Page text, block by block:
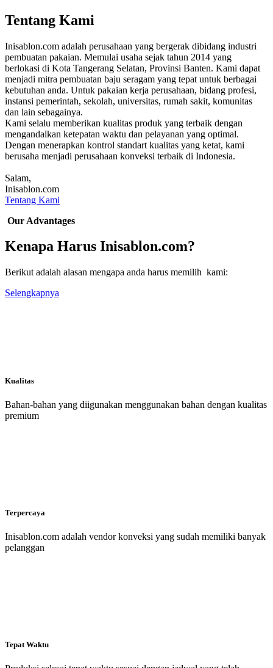
Tentang Kami
Inisablon.com adalah perusahaan yang bergerak dibidang industri
pembuatan pakaian. Memulai usaha sejak tahun 2014 yang
berlokasi di Kota Tangerang Selatan, Provinsi Banten. Kami dapat
menjadi mitra pembuatan baju seragam yang tepat untuk berbagai
kebutuhan anda. Untuk pakaian kerja perusahaan, bidang profesi,
instansi pemerintah, sekolah, universitas, rumah sakit, komunitas
dan lain sebagainya.
Kami selalu memberikan kualitas produk yang terbaik dengan
mengandalkan ketepatan waktu dan pelayanan yang optimal.
Dengan menerapkan kontrol standart kualitas yang ketat, kami
berusaha menjadi perusahaan konveksi terbaik di Indonesia.
Salam,
Inisablon.com
Tentang Kami
Our Advantages
Kenapa Harus Inisablon.com?
Berikut adalah alasan mengapa anda harus memilih kami:
Selengkapnya
Kualitas
Bahan-bahan yang diigunakan menggunakan bahan dengan kualitas
premium
Terpercaya
Inisablon.com adalah vendor konveksi yang sudah memiliki banyak
pelanggan
Tepat Waktu